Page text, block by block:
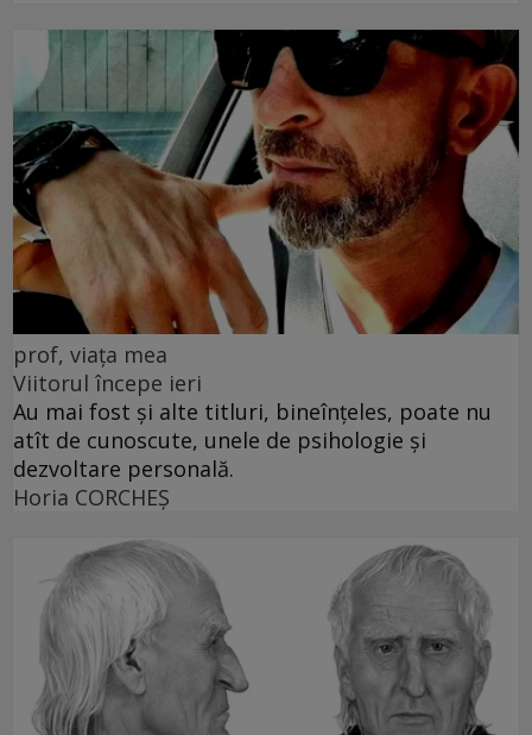
prof, viața mea
Viitorul începe ieri
Au mai fost și alte titluri, bineînțeles, poate nu
atît de cunoscute, unele de psihologie și
dezvoltare personală.
Horia CORCHEŞ